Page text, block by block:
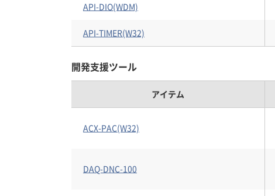
API-DIO(WDM)
API-TIMER(W32)
開発支援ツール
アイテム
ACX-PAC(W32)
DAQ-DNC-100